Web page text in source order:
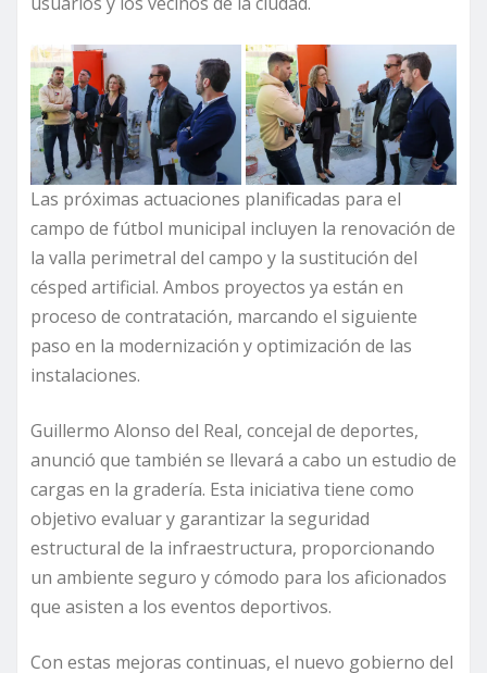
Las próximas actuaciones planificadas para el
campo de fútbol municipal incluyen la renovación de
la valla perimetral del campo y la sustitución del
césped artificial. Ambos proyectos ya están en
proceso de contratación, marcando el siguiente
paso en la modernización y optimización de las
instalaciones.
Guillermo Alonso del Real, concejal de deportes,
anunció que también se llevará a cabo un estudio de
cargas en la gradería. Esta iniciativa tiene como
objetivo evaluar y garantizar la seguridad
estructural de la infraestructura, proporcionando
un ambiente seguro y cómodo para los aficionados
que asisten a los eventos deportivos.
Con estas mejoras continuas, el nuevo gobierno del